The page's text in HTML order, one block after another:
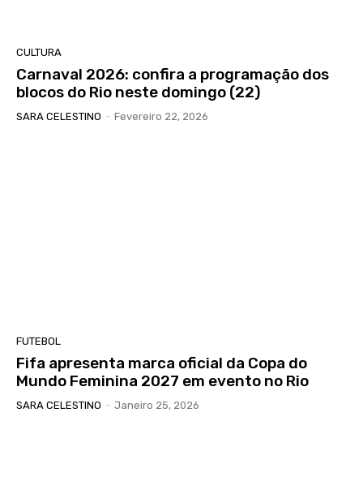
CULTURA
Carnaval 2026: confira a programação dos
blocos do Rio neste domingo (22)
SARA CELESTINO - Fevereiro 22, 2026
FUTEBOL
Fifa apresenta marca oficial da Copa do
Mundo Feminina 2027 em evento no Rio
SARA CELESTINO - Janeiro 25, 2026